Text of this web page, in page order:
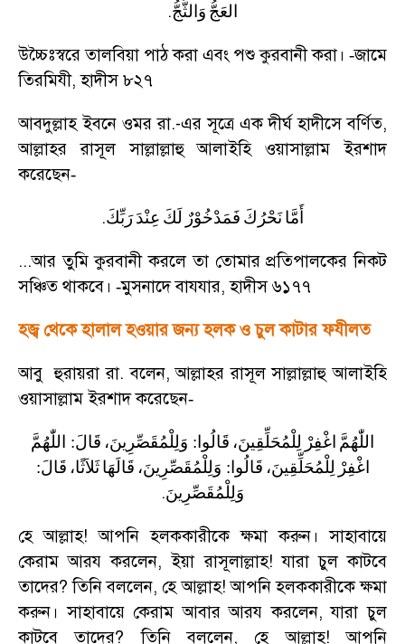
العَجُّ وَالثَّجُّ.
উচ্চৈঃস্বরে তালবিয়া পাঠ করা এবং পশু কুরবানী করা। -জামে
তিরমিযী,হাদীস ৮২৭
আবদুল্লাহ ইবনে ওমর রা.-এর সূত্রে এক দীর্ঘ হাদীসে বর্ণিত,
আল্লাহর রাসূল সাল্লাল্লাহু আলাইহি ওয়াসাল্লাম ইরশাদ
করেছেন-
أَمَّانَحْرُكَ فَمَدْخُوْرٌ لَكَ عِنْدَرَبِّكَ.
...আর তুমি কুরবানী করলে তা তোমার প্রতিপালকের নিকট
সঞ্চিত থাকবে। -মুসনাদে বাযযার,হাদীস ৬১৭৭
হজ্ব থেকে হালাল হওয়ার জন্য হলক ও চুল কাটার ফযীলত
আবু হুরায়রা রা. বলেন,আল্লাহর রাসূল সাল্লাল্লাহু আলাইহি
ওয়াসাল্লাম ইরশাদ করেছেন-
اللّٰهُمَّ اغْفِرْ لِلْمُحَلِّقِينَ، قَالُوا : وَلِلْمُقَصِّرِينَ، قَالَ:
اللّٰهُمَّ
اغْفِرْ لِلْمُحَلِّقِينَ، قَالُوا : وَلِلْمُقَصِّرِينَ، قَالَهَا ثَلاَثًا، قَالَ:
وَلِلْمُقَصِّرِينَ.
হে আল্লাহ! আপনি হলককারীকে ক্ষমা করুন। সাহাবায়ে
কেরাম আরয করলেন,ইয়া রাসূলাল্লাহ! যারা চুল কাটবে
তাদের?তিনি বললেন, হে আল্লাহ! আপনি হলককারীকে ক্ষমা
করুন। সাহাবায়ে কেরাম আবার আরয করলেন,যারা চুল
কাটবে তাদের?তিনি বললেন, হে আল্লাহ! আপনি